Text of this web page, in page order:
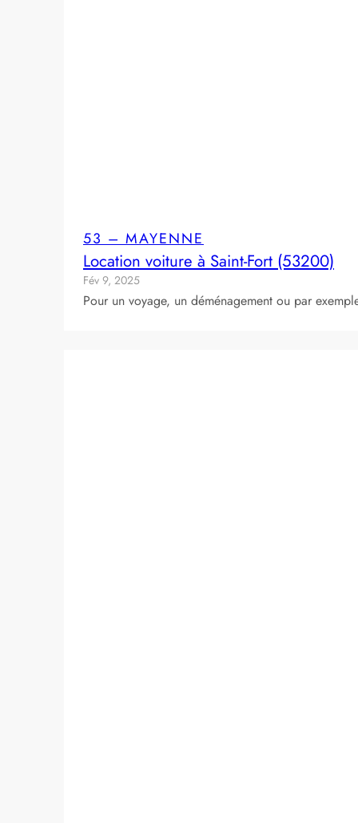
53 – MAYENNE
Location voiture à Saint-Fort (53200)
Fév 9, 2025
Pour un voyage, un déménagement ou par